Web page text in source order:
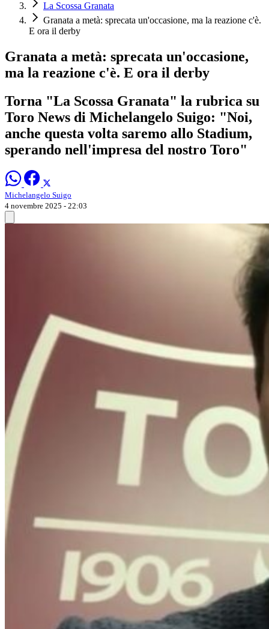
La Scossa Granata
Granata a metà: sprecata un'occasione, ma la reazione c'è.
E ora il derby
Granata a metà: sprecata un'occasione,
ma la reazione c'è. E ora il derby
Torna "La Scossa Granata" la rubrica su
Toro News di Michelangelo Suigo: "Noi,
anche questa volta saremo allo Stadium,
sperando nell'impresa del nostro Toro"
Michelangelo Suigo
4 novembre 2025 - 22:03